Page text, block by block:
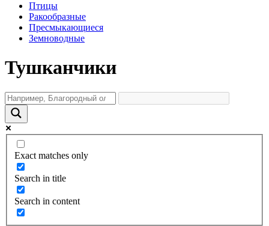
Птицы
Ракообразные
Пресмыкающиеся
Земноводные
Тушканчики
Exact matches only
Search in title
Search in content